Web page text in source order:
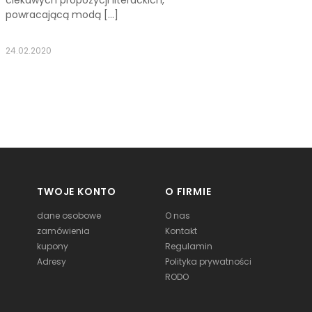
powracającą modą […]
24.02.2020
TWOJE KONTO
dane osobowe
zamówienia
kupony
Adresy
O FIRMIE
O nas
Kontakt
Regulamin
Polityka prywatności
RODO